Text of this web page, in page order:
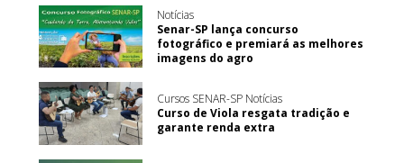
Notícias
Senar-SP lança concurso
fotográfico e premiará as melhores
imagens do agro
Cursos SENAR-SP Notícias
Curso de Viola resgata tradição e
garante renda extra